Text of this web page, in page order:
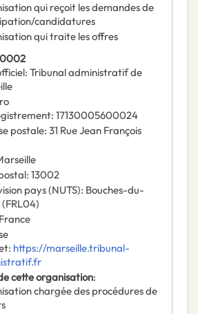
qui reçoit les demandes de
candidatures
qui traite les offres
: Tribunal administratif de
: 17130005600024
postale: 31 Rue Jean François
: 13002
pays (NUTS): Bouches-du-
(FRL04)
France
: https://marseille.tribunal-
cette organisation:
chargée des procédures de